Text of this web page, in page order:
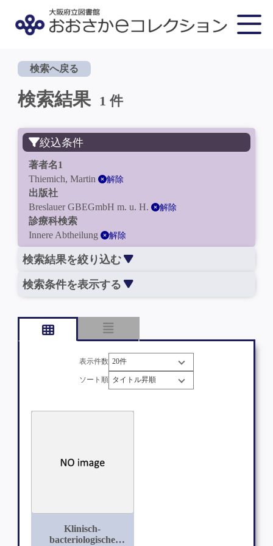
検索へ戻る
検索結果 1 件
絞込条件
著者名1
Thiemich, Martin
解除
出版社
Breslauer GBEGmbH m. u. H.
解除
診療科検索
Innere Abtheilung
解除
検索結果を絞り込む
検索条件を表示する
表示件数
ソート順
Klinisch-
bacteriologische